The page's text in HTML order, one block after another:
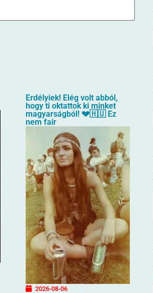
Erdélyiek! Elég volt abból,
hogy ti oktattok ki minket
magyarságból! 💔🇭🇺 Ez
nem fair
2026-08-06